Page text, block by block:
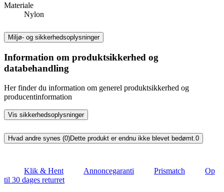
Materiale
Nylon
Miljø- og sikkerhedsoplysninger
Information om produktsikkerhed og
databehandling
Her finder du information om generel produktsikkerhed og
producentinformation
Vis sikkerhedsoplysninger
Hvad andre synes (0)Dette produkt er endnu ikke blevet bedømt.0
Klik & Hent Annoncegaranti Prismatch
Op
til 30 dages returret